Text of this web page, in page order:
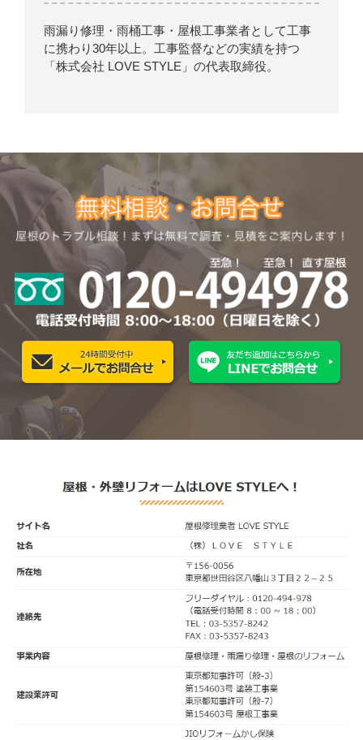
雨漏り修理・雨桶工事・屋根工事業者として工事
に携わり30年以上。工事監督などの実績を持つ
「株式会社 LOVE STYLE」の代表取締役。